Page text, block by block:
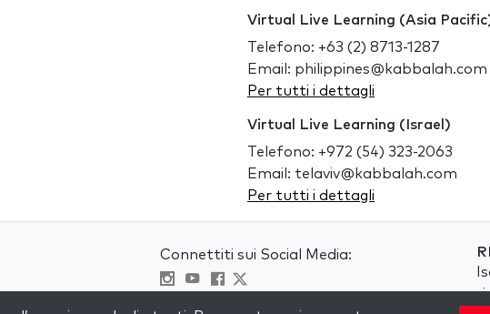
Virtual Live Learning (Asia
Telefono: +63 (2) 8713-1287
Email: philippines@kabbalah.com
Per tutti i dettagli
Virtual Live Learning (Israel)
Telefono: +972 (54) 323-2063
Email: telaviv@kabbalah.com
Per tutti i dettagli
Connettiti sui Social Media:
Visit kabbalah master classes